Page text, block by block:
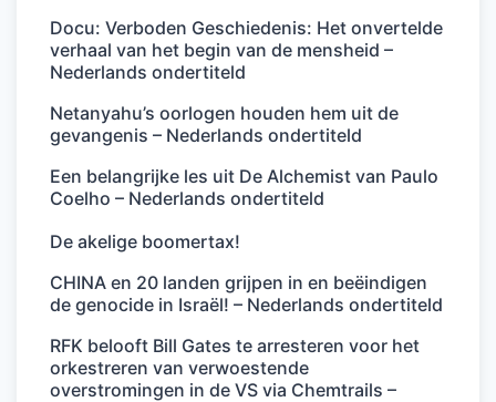
Docu: Verboden Geschiedenis: Het onvertelde
verhaal van het begin van de mensheid –
Nederlands ondertiteld
Netanyahu’s oorlogen houden hem uit de
gevangenis – Nederlands ondertiteld
Een belangrijke les uit De Alchemist van Paulo
Coelho – Nederlands ondertiteld
De akelige boomertax!
CHINA en 20 landen grijpen in en beëindigen
de genocide in Israël! – Nederlands ondertiteld
RFK belooft Bill Gates te arresteren voor het
orkestreren van verwoestende
overstromingen in de VS via Chemtrails –